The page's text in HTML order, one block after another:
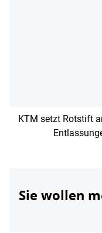
KTM setzt Rotstift
Sie wollen